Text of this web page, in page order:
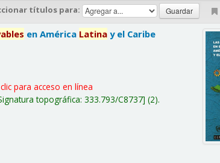
títulos para:
en América Latina y el Caribe
para acceso en línea
topográfica:333.793/C8737 (2).